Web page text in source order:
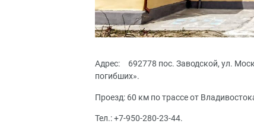
Адрес: 692778 пос. Заводской, ул.
погибших».
Проезд: 60 км по трассе от
Тел.: +7-950-280-23-44.